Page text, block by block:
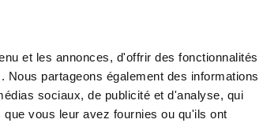
et les annonces, d'offrir des fonctionnalités
partageons également des informations
sociaux, de publicité et d'analyse, qui
vous leur avez fournies ou qu'ils ont